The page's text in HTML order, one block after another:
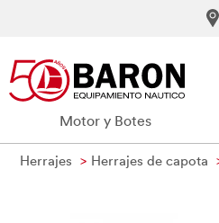
Motor y Botes
Herrajes Herrajes de capota